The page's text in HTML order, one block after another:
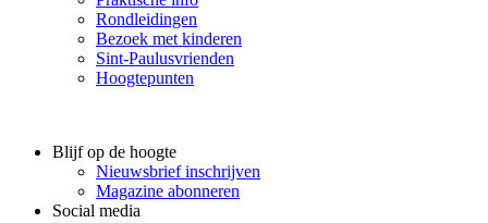
Rondleidingen
Bezoek met kinderen
Sint-Paulusvrienden
Hoogtepunten
Blijf op de hoogte
Nieuwsbrief inschrijven
Magazine abonneren
Social media